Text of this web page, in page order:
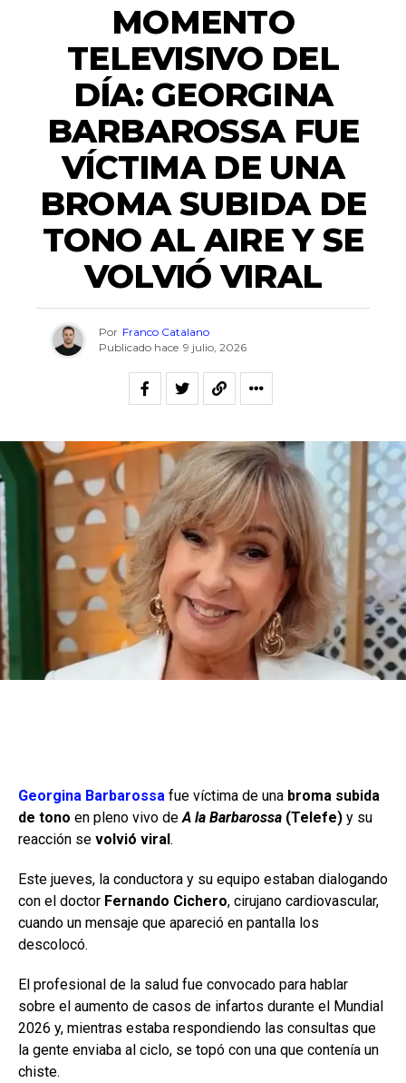
MOMENTO
TELEVISIVO DEL
DÍA: GEORGINA
BARBAROSSA FUE
VÍCTIMA DE UNA
BROMA SUBIDA DE
TONO AL AIRE Y SE
VOLVIÓ VIRAL
Por Franco Catalano
Publicado hace 9 julio, 2026
Georgina Barbarossa fue víctima de una broma subida
de tono en pleno vivo de A la Barbarossa (Telefe) y su
reacción se volvió viral.
Este jueves, la conductora y su equipo estaban dialogando
con el doctor Fernando Cichero, cirujano cardiovascular,
cuando un mensaje que apareció en pantalla los
descolocó.
El profesional de la salud fue convocado para hablar
sobre el aumento de casos de infartos durante el Mundial
2026 y, mientras estaba respondiendo las consultas que
la gente enviaba al ciclo, se topó con una que contenía un
chiste.